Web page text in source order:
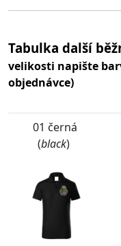
Tabulka další
velikosti napište
objednávce)
01 černá
(black)